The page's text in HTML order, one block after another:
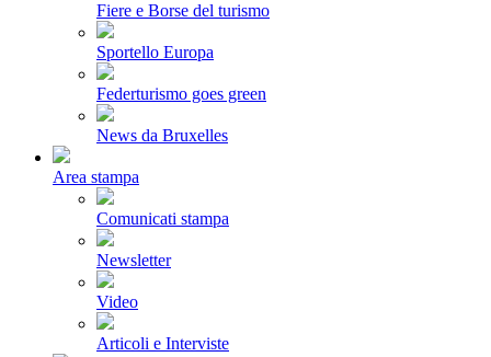
Fiere e Borse del turismo
Sportello Europa
Federturismo goes green
News da Bruxelles
Area stampa
Comunicati stampa
Newsletter
Video
Articoli e Interviste